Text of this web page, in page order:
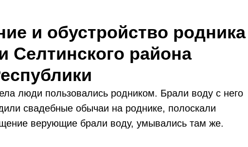
и обустройство родника
Селтинского района
люди пользовались родником. Брали воду с него
свадебные обычаи на роднике, полоскали
верующие брали воду, умывались там же.